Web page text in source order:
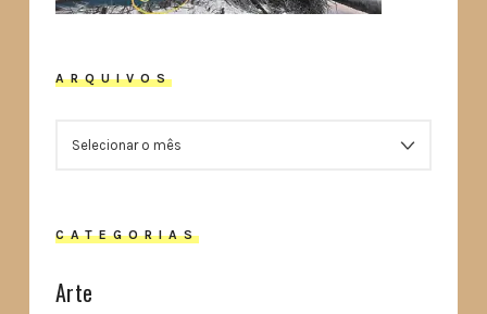
ARQUIVOS
CATEGORIAS
Arte